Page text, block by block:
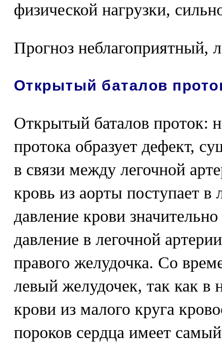
физической нагрузки,
Прогноз неблагоприятный,
Открытый баталов
Открытый баталов проток:
протока образует дефект,
в связи между легочной
кровь из аорты поступает в
давление крови
давление в легочной
правого желудочка. Со
левый желудочек, так как в
крови из малого круга
пороков сердца имеет